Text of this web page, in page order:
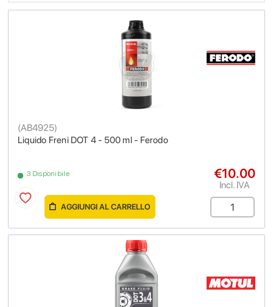
Liquido Freni DOT 4 - 500 ml - Ferodo
(AB4925)
3 Disponibile €10.00
Incl. IVA
AGGIUNGI AL CARRELLO